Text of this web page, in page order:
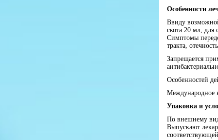
Особенности
Ввиду
скота 20 мл, для
Симптомы
тракта,
Запрещается
Особенностей
Международное
Упаковка и
По внешнему
Выпускают